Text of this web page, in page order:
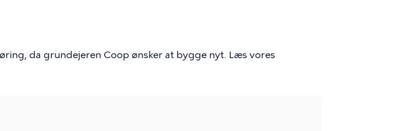
da grundejeren Coop ønsker at bygge nyt. Læs vores